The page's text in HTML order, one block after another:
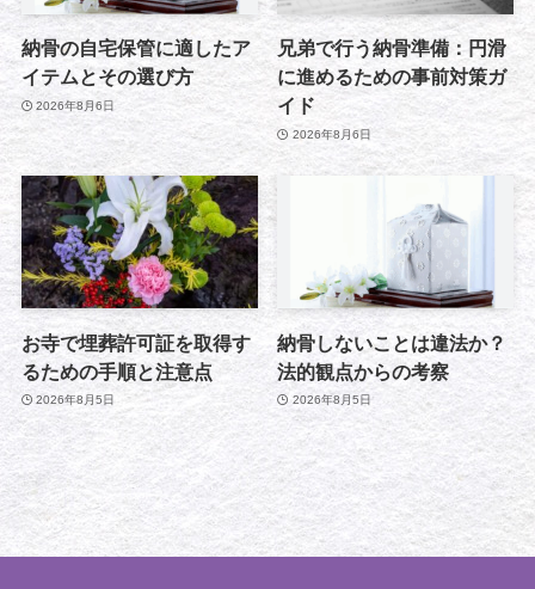
納骨の自宅保管に適したア
イテムとその選び方
2026年8月6日
兄弟で行う納骨準備：円滑
に進めるための事前対策ガ
イド
2026年8月6日
お寺で埋葬許可証を取得す
るための手順と注意点
2026年8月5日
納骨しないことは違法か？
法的観点からの考察
2026年8月5日